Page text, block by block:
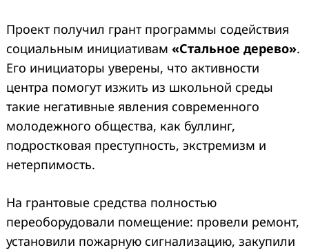
Проект получил грант программы содействия
социальным инициативам «Стальное дерево».
Его инициаторы уверены, что активности
центра помогут изжить из школьной среды
такие негативные явления современного
молодежного общества, как буллинг,
подростковая преступность, экстремизм и
нетерпимость.
На грантовые средства полностью
переоборудовали помещение: провели ремонт,
установили пожарную сигнализацию, закупили